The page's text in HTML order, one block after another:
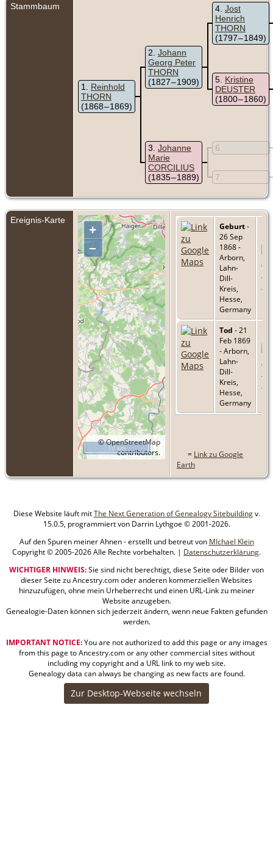
Stammbaum
1
Reinhold
THORN
(1868 – 1869)
2 Johann
Georg Peter
THORN
(1827 – 1909)
4 Jost
Henrich
THORN
(1797 – 1849)
5 Kristine
DEUSTER
(1800 – 1860)
3 Johanne
Marie
CORCILIUS
(1835 – 1889)
6
7
Ereignis-Karte
+
–
©OpenStreetMap
contributors.
10 km
Geburt-
26 Sep
1868 -
Arborn,
Lahn-
Dill-
Kreis,
Hesse,
Germany
Tod - 21
Feb 1869
- Arborn,
Lahn-
Dill-
Kreis,
Hesse,
Germany
= Link zu Google
Earth
Diese Website läuft mitThe Next Generation of Genealogy Sitebuildingv.
15.0.5, programmiert von Darrin Lythgoe © 2001-2026.
Auf den Spuren meiner Ahnen - erstellt und betreut von MIchael Klein
Copyright © 2005-2026 Alle Rechte vorbehalten. | Datenschutzerklärung.
WICHTIGER HINWEIS:Sie sind nicht berechtigt, diese Seite oder Bilder von
dieser Seite zu Ancestry.com oder anderen kommerziellen Websites
hinzuzufügen, ohne mein Urheberrecht und einen URL-Link zu meiner
Website anzugeben.
Genealogie-Daten können sich jederzeit ändern, wenn neue Fakten gefunden
werden.
IMPORTANT NOTICE:You are not authorized to add this page or any images
from this page to Ancestry.com or any other commercial sites without
including my copyright and a URL link to my web site.
Genealogy data can always be changing as new facts are found.
Zur Desktop-Webseite wechseln